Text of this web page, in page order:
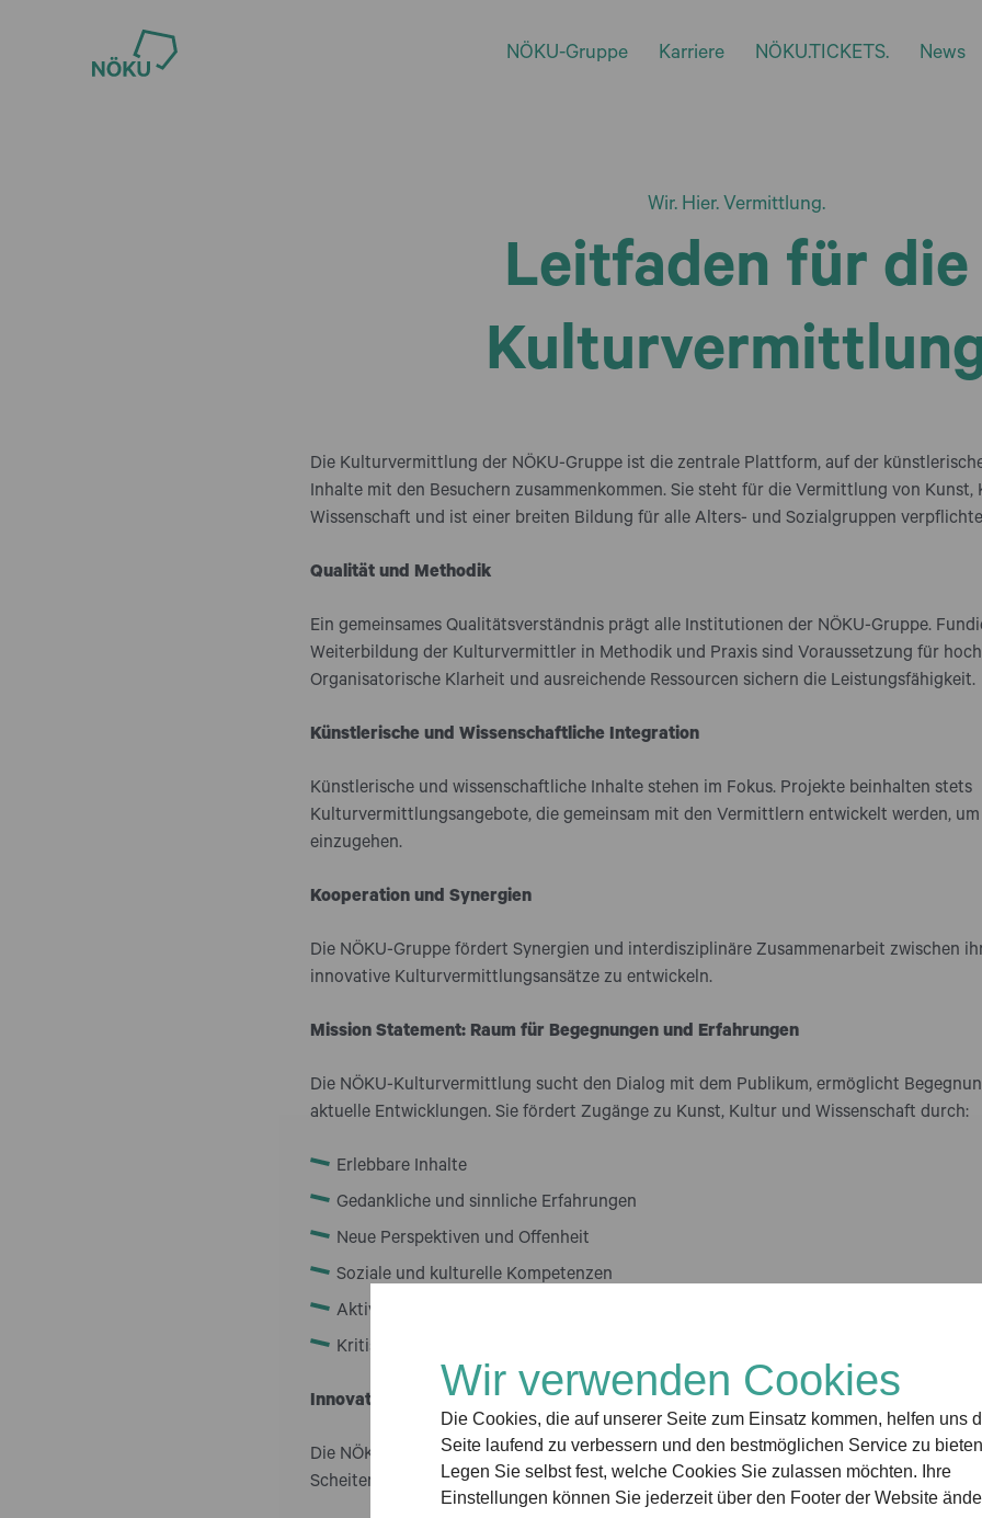
Wir verwenden Cookies
Die Cookies, die auf unserer Seite zum Einsatz kommen, helfen uns
Seite laufend zu verbessern und den bestmöglichen Service zu
Legen Sie selbst fest, welche Cookies Sie zulassen möchten. Ihre
Einstellungen können Sie jederzeit über den Footer der Website
NÖKU-Gruppe Karriere NÖKU.TICKETS. News
Wir. Hier. Vermittlung.
Leitfaden für die
Die Kulturvermittlung der NÖKU-Gruppe ist die zentrale Plattform, auf der
Inhalte mit den Besuchern zusammenkommen. Sie steht für die Vermittlung von Kunst,
Wissenschaft und ist einer breiten Bildung für alle Alters- und Sozialgruppen
Qualität und Methodik
Ein gemeinsames Qualitätsverständnis prägt alle Institutionen der NÖKU-Gruppe.
Weiterbildung der Kulturvermittler in Methodik und Praxis sind Voraussetzung für
Organisatorische Klarheit und ausreichende Ressourcen sichern die Leistungsfähigkeit.
Künstlerische und Wissenschaftliche Integration
Künstlerische und wissenschaftliche Inhalte stehen im Fokus. Projekte beinhalten stets
Kulturvermittlungsangebote, die gemeinsam mit den Vermittlern entwickelt werden,
einzugehen.
Kooperation und Synergien
Die NÖKU-Gruppe fördert Synergien und interdisziplinäre Zusammenarbeit zwischen
innovative Kulturvermittlungsansätze zu entwickeln.
Mission Statement: Raum für Begegnungen und Erfahrungen
Die NÖKU-Kulturvermittlung sucht den Dialog mit dem Publikum, ermöglicht
aktuelle Entwicklungen. Sie fördert Zugänge zu Kunst, Kultur und Wissenschaft durch:
Erlebbare Inhalte
Gedankliche und sinnliche Erfahrungen
Neue Perspektiven und Offenheit
Soziale und kulturelle Kompetenzen
Aktive Teilhabe und Mitgestaltung
Kritisches Bewusstsein und Eigenverantwortung
Innovative Ansätze
Die NÖKU-Kulturvermittlung setzt auf unkonventionelle und experimentelle Methoden,
Scheitern lassen, um nachhaltige kulturelle Impulse zu setzen.